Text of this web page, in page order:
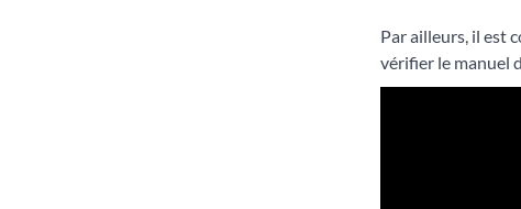
Par ailleurs, il est
vérifier le manuel